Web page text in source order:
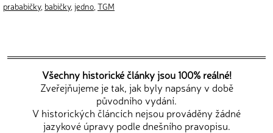
prababičky, babičky, jedno TGM
Všechny historické články jsou 100% reálné!
Zveřejňujeme je tak, jak byly napsány v době
původního vydání.
V historických článcích nejsou prováděny žádné
jazykové úpravy podle dnešního pravopisu.